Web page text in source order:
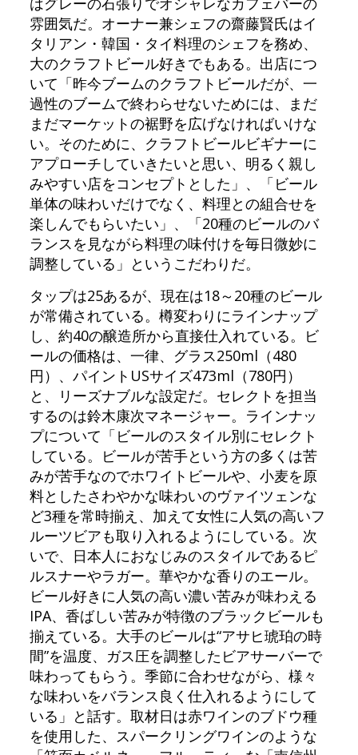
雰囲気だ。オーナー兼シェフの齋藤賢氏はイ
タリアン・韓国・タイ料理のシェフを務め、
大のクラフトビール好きでもある。出店につ
いて「昨今ブームのクラフトビールだが、一
過性のブームで終わらせないためには、まだ
まだマーケットの裾野を広げなければいけな
い。そのために、クラフトビールビギナーに
アプローチしていきたいと思い、明るく親し
みやすい店をコンセプトとした」、「ビール
単体の味わいだけでなく、料理との組合せを
楽しんでもらいたい」、「20種のビールのバ
ランスを見ながら料理の味付けを毎日微妙に
調整している」というこだわりだ。
タップは25あるが、現在は18～20種のビール
が常備されている。樽変わりにラインナップ
し、約40の醸造所から直接仕入れている。ビ
ールの価格は、一律、グラス250ml（480
円）、パイントUSサイズ473ml（780円）
と、リーズナブルな設定だ。セレクトを担当
するのは鈴木康次マネージャー。ラインナッ
プについて「ビールのスタイル別にセレクト
している。ビールが苦手という方の多くは苦
みが苦手なのでホワイトビールや、小麦を原
料としたさわやかな味わいのヴァイツェンな
ど3種を常時揃え、加えて女性に人気の高いフ
ルーツビアも取り入れるようにしている。次
いで、日本人におなじみのスタイルであるピ
ルスナーやラガー。華やかな香りのエール。
ビール好きに人気の高い濃い苦みが味わえる
IPA、香ばしい苦みが特徴のブラックビールも
揃えている。大手のビールは“アサヒ琥珀の時
間”を温度、ガス圧を調整したビアサーバーで
味わってもらう。季節に合わせながら、様々
な味わいをバランス良く仕入れるようにして
いる」と話す。取材日は赤ワインのブドウ種
を使用した、スパークリングワインのような